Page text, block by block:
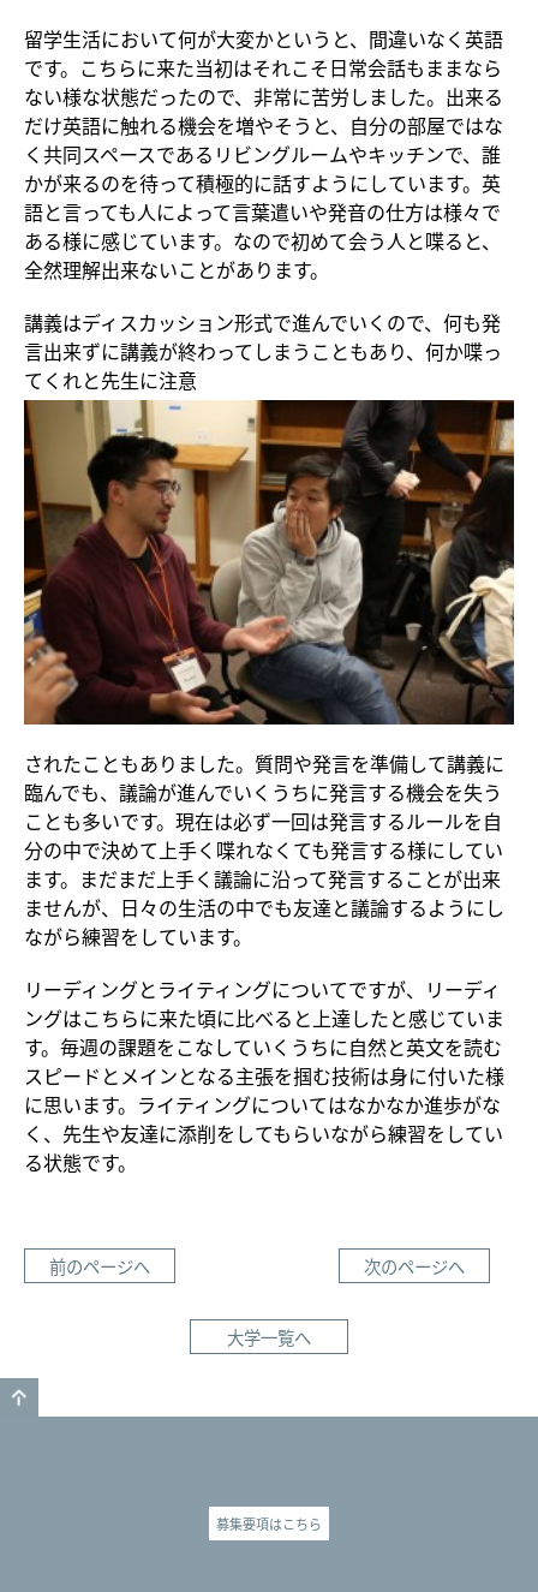
留学生活において何が大変かというと、間違いなく英語
です。こちらに来た当初はそれこそ日常会話もままなら
ない様な状態だったので、非常に苦労しました。出来る
だけ英語に触れる機会を増やそうと、自分の部屋ではな
く共同スペースであるリビングルームやキッチンで、誰
かが来るのを待って積極的に話すようにしています。英
語と言っても人によって言葉遣いや発音の仕方は様々で
ある様に感じています。なので初めて会う人と喋ると、
全然理解出来ないことがあります。
講義はディスカッション形式で進んでいくので、何も発
言出来ずに講義が終わってしまうこともあり、何か喋っ
てくれと先生に注意
されたこともありました。質問や発言を準備して講義に
臨んでも、議論が進んでいくうちに発言する機会を失う
ことも多いです。現在は必ず一回は発言するルールを自
分の中で決めて上手く喋れなくても発言する様にしてい
ます。まだまだ上手く議論に沿って発言することが出来
ませんが、日々の生活の中でも友達と議論するようにし
ながら練習をしています。
リーディングとライティングについてですが、リーディ
ングはこちらに来た頃に比べると上達したと感じていま
す。毎週の課題をこなしていくうちに自然と英文を読む
スピードとメインとなる主張を掴む技術は身に付いた様
に思います。ライティングについてはなかなか進歩がな
く、先生や友達に添削をしてもらいながら練習をしてい
る状態です。
前のページへ 次のページへ
大学一覧へ
募集要項はこちら